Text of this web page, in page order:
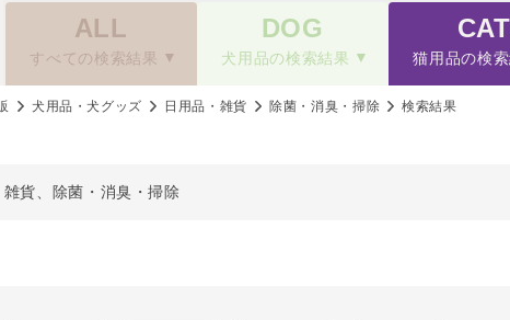
ALL
すべての検索結果
DOG
犬用品の検索結果
CAT
猫用品の検
犬用品・犬グッズ 日用品・雑貨 除菌・消臭・掃除 検索結果
雑貨、除菌・消臭・掃除